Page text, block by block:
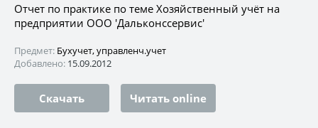
Отчет по практике по теме Хозяйственный учёт на
предприятии ООО 'Дальконссервис'
Предмет: Бухучет, управленч.учет
Добавлено: 15.09.2012
Скачать Читать online